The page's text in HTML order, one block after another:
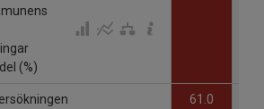
(%)
61.0